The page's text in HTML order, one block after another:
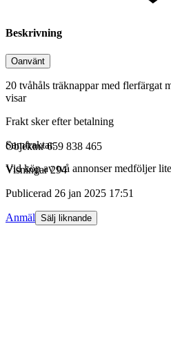
Beskrivning
Oanvänt
20 tvåhåls träknappar med flerfärgat
visar
Frakt sker efter betalning
Samfraktar.
Vid köp av två annonser medföljer
Objektnr 659 838 465
Visningar 294
Publicerad 26 jan 2025 17:51
Anmäl Sälj liknande